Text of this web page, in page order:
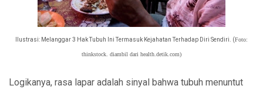
Ilustrasi: Melanggar 3 Hak Tubuh IniTermasuk Kejahatan Terhadap Diri Sendiri. (Foto:
thinkstock. diambil dari health.detik.com)
Logikanya, rasa lapar adalah sinyal bahwa tubuh menuntut